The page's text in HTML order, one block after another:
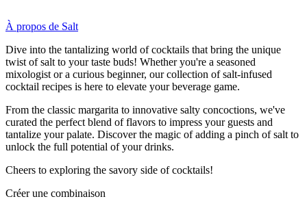
À propos de Salt
Dive into the tantalizing world of cocktails that bring the unique
twist of salt to your taste buds! Whether you're a seasoned
mixologist or a curious beginner, our collection of salt-infused
cocktail recipes is here to elevate your beverage game.
From the classic margarita to innovative salty concoctions, we've
curated the perfect blend of flavors to impress your guests and
tantalize your palate. Discover the magic of adding a pinch of salt to
unlock the full potential of your drinks.
Cheers to exploring the savory side of cocktails!
Créer une combinaison